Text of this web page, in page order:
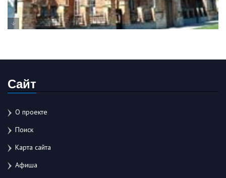
Сайт
О проекте
Поиск
Карта сайта
Афиша